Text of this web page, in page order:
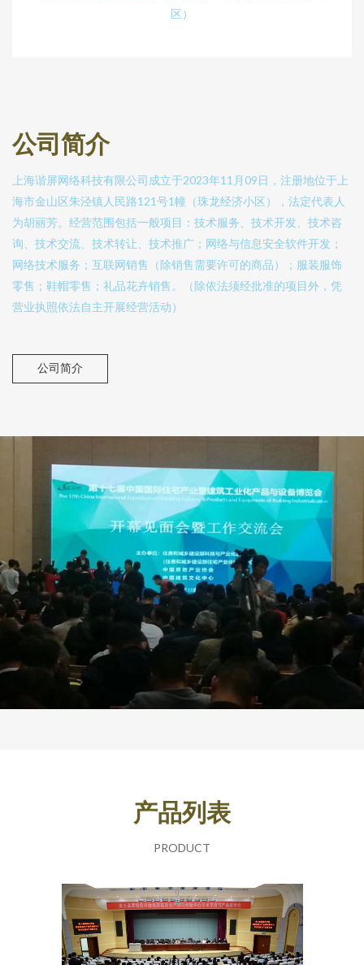
区）
公司简介
上海谐屏网络科技有限公司成立于2023年11月09日，注册地位于上
海市金山区朱泾镇人民路121号1幢（珠龙经济小区），法定代表人
为胡丽芳。经营范围包括一般项目：技术服务、技术开发、技术咨
询、技术交流、技术转让、技术推广；网络与信息安全软件开发；
网络技术服务；互联网销售（除销售需要许可的商品）；服装服饰
零售；鞋帽零售；礼品花卉销售。（除依法须经批准的项目外，凭
营业执照依法自主开展经营活动）
公司简介
产品列表
PRODUCT